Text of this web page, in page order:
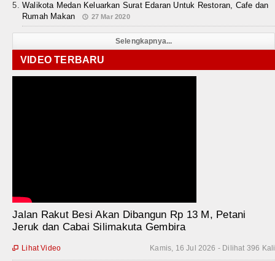
Walikota Medan Keluarkan Surat Edaran Untuk Restoran, Cafe dan
Rumah Makan
27 Mar 2020
Selengkapnya...
VIDEO TERBARU
Jalan Rakut Besi Akan Dibangun Rp 13 M, Petani
Jeruk dan Cabai Silimakuta Gembira
Kamis, 16 Jul 2026 - Dilihat 396 Kali
 Lihat Video